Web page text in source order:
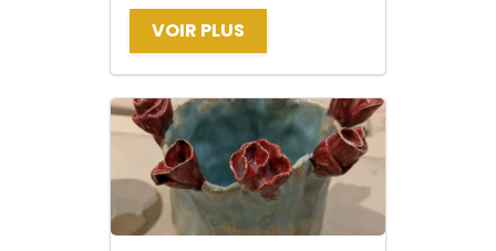
VOIR PLUS